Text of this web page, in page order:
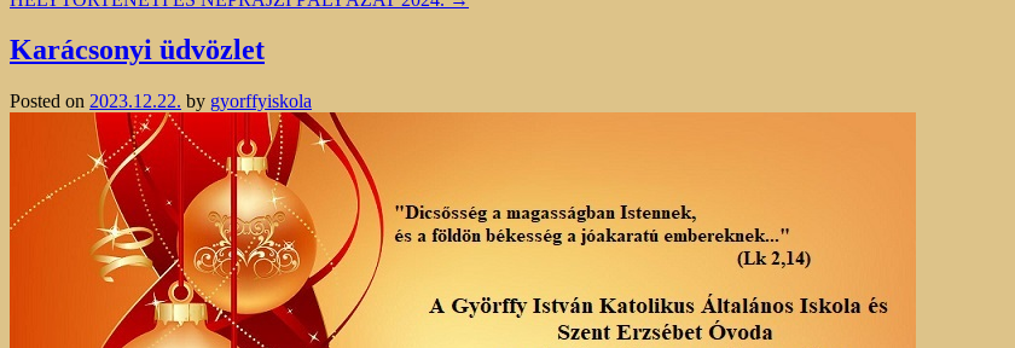
Karácsonyi üdvözlet
Posted on 2023.12.22. by gyorffyiskola